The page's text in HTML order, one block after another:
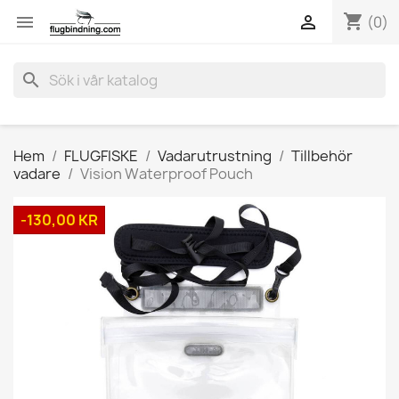
 shopping_cart (0)

search
Hem FLUGFISKE Vadarutrustning
Tillbehör
vadare
Vision Waterproof Pouch
-130,00 KR